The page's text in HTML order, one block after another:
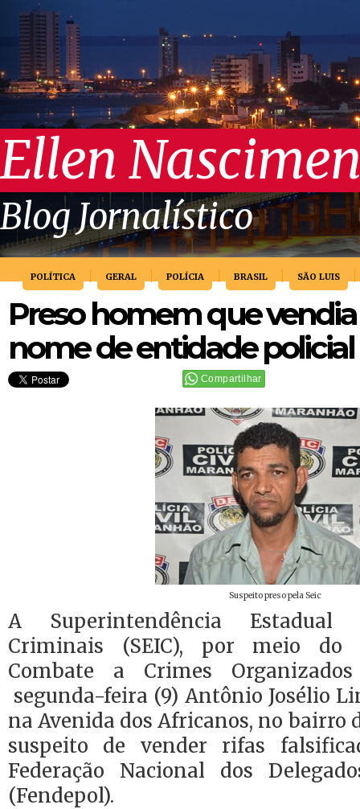
Ellen
Blog Jornalístico
POLÍTICA GERAL POLÍCIA BRASIL SÃO LUIS
Preso homem que
nome de entidade policial
Compartilhar
Suspeito preso pela Seic
A Superintendência Estadual
Criminais (SEIC), por meio do
Combate a Crimes Organizados
segunda-feira (9) Antônio Josélio
na Avenida dos Africanos, no bairro
suspeito de vender rifas
Federação Nacional dos
(Fendepol).